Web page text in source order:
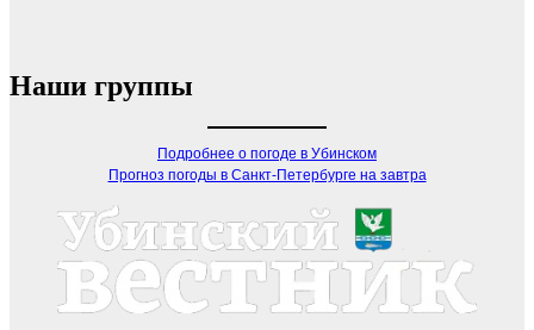
Наши группы
Подробнее о погоде в Убинском
Прогноз погоды в Санкт-Петербурге на завтра